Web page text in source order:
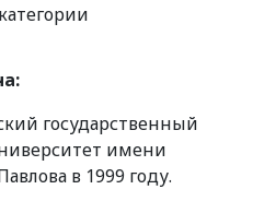
государственный
имени
в 1999 году.